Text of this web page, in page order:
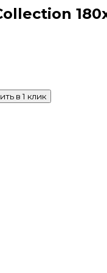
в 1 клик